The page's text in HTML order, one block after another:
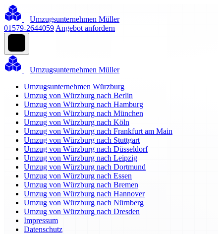
Umzugsunternehmen Müller
01579-2644059 Angebot anfordern
Umzugsunternehmen Müller
Umzugsunternehmen Würzburg
Umzug von Würzburg nach Berlin
Umzug von Würzburg nach Hamburg
Umzug von Würzburg nach München
Umzug von Würzburg nach Köln
Umzug von Würzburg nach Frankfurt am Main
Umzug von Würzburg nach Stuttgart
Umzug von Würzburg nach Düsseldorf
Umzug von Würzburg nach Leipzig
Umzug von Würzburg nach Dortmund
Umzug von Würzburg nach Essen
Umzug von Würzburg nach Bremen
Umzug von Würzburg nach Hannover
Umzug von Würzburg nach Nürnberg
Umzug von Würzburg nach Dresden
Impressum
Datenschutz